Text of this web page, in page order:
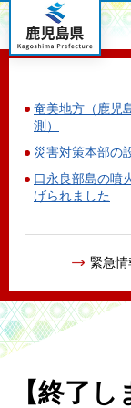
鹿児島県
奄美地方（鹿児
測）
災害対策本部の
口永良部島の噴
げられました
緊急情
【終了